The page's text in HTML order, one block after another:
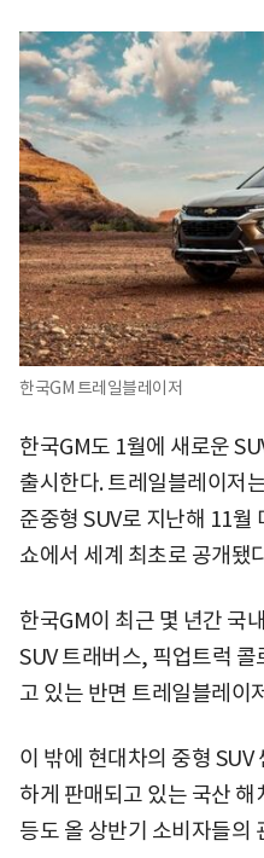
한국GM 트레일블레이저
한국GM도 1월에 새로운
출시한다. 트레일블레이저
준중형 SUV로 지난해 11
쇼에서 세계 최초로 공개됐
한국GM이 최근 몇 년간 국
SUV 트래버스, 픽업트럭
고 있는 반면 트레일블레이
이 밖에 현대차의 중형
하게 판매되고 있는 국산
등도 올 상반기 소비자들의